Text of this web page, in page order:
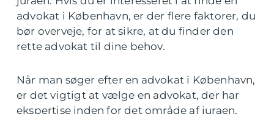
advokat i København, er der flere faktorer, du
bør overveje, for at sikre, at du finder den
rette advokat til dine behov.
Når man søger efter en advokat i København,
er det vigtigt at vælge en advokat, der har
ekspertise inden for det område af juraen,